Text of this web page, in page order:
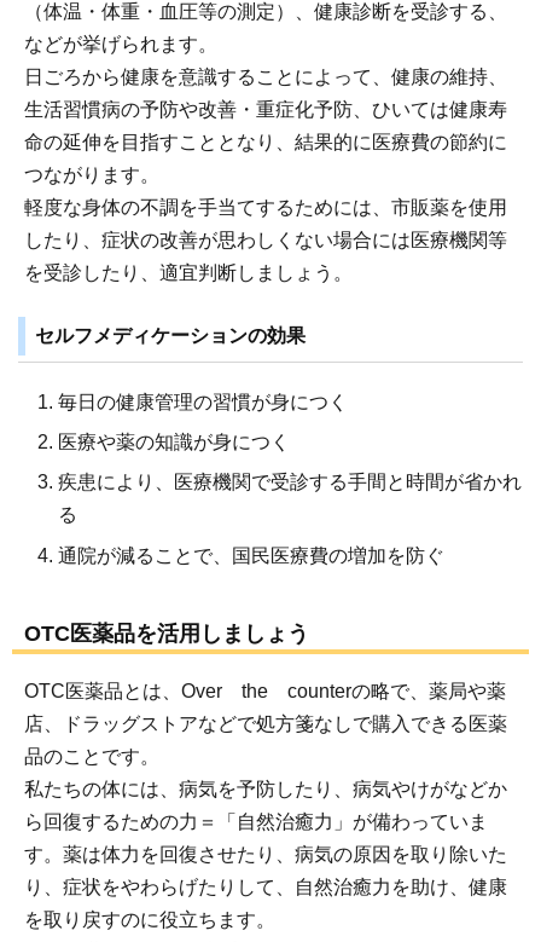
（体温・体重・血圧等の測定）、健康診断を受診する、
などが挙げられます。
日ごろから健康を意識することによって、健康の維持、
生活習慣病の予防や改善・重症化予防、ひいては健康寿
命の延伸を目指すこととなり、結果的に医療費の節約に
つながります。
軽度な身体の不調を手当てするためには、市販薬を使用
したり、症状の改善が思わしくない場合には医療機関等
を受診したり、適宜判断しましょう。
セルフメディケーションの効果
毎日の健康管理の習慣が身につく
医療や薬の知識が身につく
疾患により、医療機関で受診する手間と時間が省かれ
る
通院が減ることで、国民医療費の増加を防ぐ
OTC医薬品を活用しましょう
OTC医薬品とは、Over the counterの略で、薬局や薬
店、ドラッグストアなどで処方箋なしで購入できる医薬
品のことです。
私たちの体には、病気を予防したり、病気やけがなどか
ら回復するための力＝「自然治癒力」が備わっていま
す。薬は体力を回復させたり、病気の原因を取り除いた
り、症状をやわらげたりして、自然治癒力を助け、健康
を取り戻すのに役立ちます。